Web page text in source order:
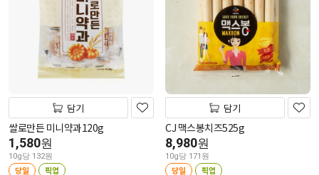
담기
쌀로만든 미니약과120g
1,580원
10g당 132원
당일 픽업
담기
CJ 맥스봉치즈525g
8,980원
10g당 171원
당일 픽업